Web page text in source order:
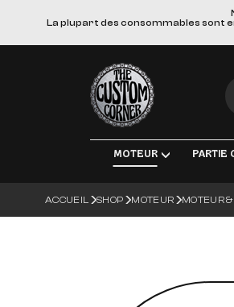
La plupart des consommables sont
The Custom Corner
MOTEUR
MOTEUR & PIÈCES DE
PARTIE
ROUES &
ACCUEIL SHOP MOTEUR MOTEUR